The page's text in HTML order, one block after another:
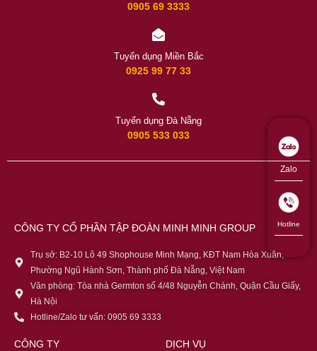
0905 69 3333
Tuyển dụng Miền Bắc
0925 99 77 33
Tuyển dụng Đà Nẵng
0905 533 033
CÔNG TY CỔ PHẦN TẬP ĐOÀN MINH MINH GROUP
Trụ sở: B2-10 Lô 49 Shophouse Minh Mạng, KĐT Nam Hòa Xuân,
Phường Ngũ Hành Sơn, Thành phố Đà Nẵng, Việt Nam
Văn phòng: Tòa nhà Germton số 4/48 Nguyễn Chánh, Quận Cầu Giấy,
Hà Nội
Hotline/Zalo tư vấn: 0905 69 3333
CÔNG TY DỊCH VỤ
Zalo
Hotline